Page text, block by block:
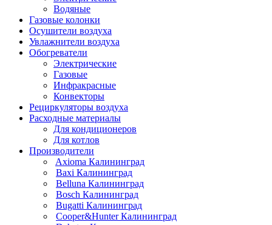
Водяные
Газовые колонки
Осушители воздуха
Увлажнители воздуха
Обогреватели
Электрические
Газовые
Инфракрасные
Конвекторы
Рециркуляторы воздуха
Расходные материалы
Для кондиционеров
Для котлов
Производители
Axioma Калининград
Baxi Калининград
Belluna Калининград
Bosch Калининград
Bugatti Калининград
Cooper&Hunter Калининград